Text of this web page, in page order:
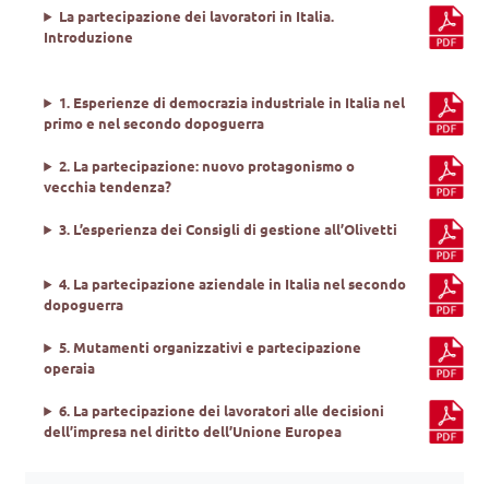
La partecipazione dei lavoratori in Italia.
Introduzione
1. Esperienze di democrazia industriale in Italia nel
primo e nel secondo dopoguerra
2. La partecipazione: nuovo protagonismo o
vecchia tendenza?
3. L’esperienza dei Consigli di gestione all’Olivetti
4. La partecipazione aziendale in Italia nel secondo
dopoguerra
5. Mutamenti organizzativi e partecipazione
operaia
6. La partecipazione dei lavoratori alle decisioni
dell’impresa nel diritto dell’Unione Europea